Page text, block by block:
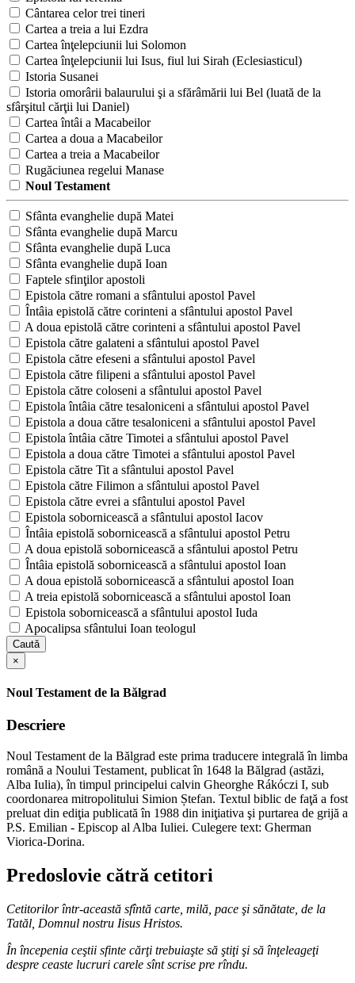
Cântarea celor trei tineri
Cartea a treia a lui Ezdra
Cartea înţelepciunii lui Solomon
Cartea înţelepciunii lui Isus, fiul lui Sirah (Eclesiasticul)
Istoria Susanei
Istoria omorârii balaurului şi a sfărâmării lui Bel (luată de la
sfârşitul cărţii lui Daniel)
Cartea întâi a Macabeilor
Cartea a doua a Macabeilor
Cartea a treia a Macabeilor
Rugăciunea regelui Manase
Noul Testament
Sfânta evanghelie după Matei
Sfânta evanghelie după Marcu
Sfânta evanghelie după Luca
Sfânta evanghelie după Ioan
Faptele sfinţilor apostoli
Epistola către romani a sfântului apostol Pavel
Întâia epistolă către corinteni a sfântului apostol Pavel
A doua epistolă către corinteni a sfântului apostol Pavel
Epistola către galateni a sfântului apostol Pavel
Epistola către efeseni a sfântului apostol Pavel
Epistola către filipeni a sfântului apostol Pavel
Epistola către coloseni a sfântului apostol Pavel
Epistola întâia către tesaloniceni a sfântului apostol Pavel
Epistola a doua către tesaloniceni a sfântului apostol Pavel
Epistola întâia către Timotei a sfântului apostol Pavel
Epistola a doua către Timotei a sfântului apostol Pavel
Epistola către Tit a sfântului apostol Pavel
Epistola către Filimon a sfântului apostol Pavel
Epistola către evrei a sfântului apostol Pavel
Epistola sobornicească a sfântului apostol Iacov
Întâia epistolă sobornicească a sfântului apostol Petru
A doua epistolă sobornicească a sfântului apostol Petru
Întâia epistolă sobornicească a sfântului apostol Ioan
A doua epistolă sobornicească a sfântului apostol Ioan
A treia epistolă sobornicească a sfântului apostol Ioan
Epistola sobornicească a sfântului apostol Iuda
Apocalipsa sfântului Ioan teologul
Caută
×
Noul Testament de la Bălgrad
Descriere
Noul Testament de la Bălgrad este prima traducere integrală în limba
română a Noului Testament, publicat în 1648 la Bălgrad (astăzi,
Alba Iulia), în timpul principelui calvin Gheorghe Rákóczi I, sub
coordonarea mitropolitului Simion Ștefan. Textul biblic de faţă a fost
preluat din ediţia publicată în 1988 din iniţiativa şi purtarea de grijă a
P.S. Emilian - Episcop al Alba Iuliei. Culegere text: Gherman
Viorica-Dorina.
Predoslovie cătră cetitori
Cetitorilor într-această sfîntă carte, milă, pace şi sănătate, de la
Tatăl, Domnul nostru Iisus Hristos.
În începenia ceştii sfinte cărţi trebuiaşte să ştiţi şi să înţeleageţi
despre ceaste lucruri carele sînt scrise pre rîndu.